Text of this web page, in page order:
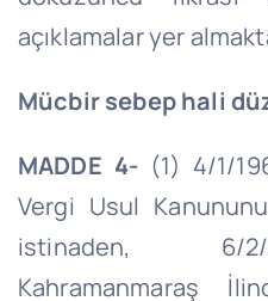
açıklamalar yer
Mücbir sebep hali
MADDE 4- (1) 4/1/
Vergi Usul
istinaden, 6/
Kahramanmaraş